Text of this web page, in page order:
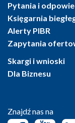
Pytania i
Księgarnia
Alerty PIBR
Zapytania
Skargi i wnioski
Dla Biznesu
Znajdź nas na